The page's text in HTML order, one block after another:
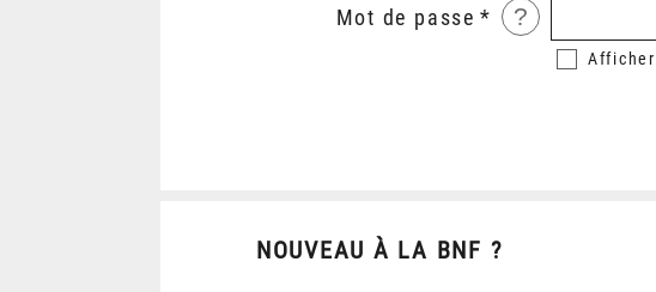
Mot de passe ?
Afficher
NOUVEAU À LA BNF ?